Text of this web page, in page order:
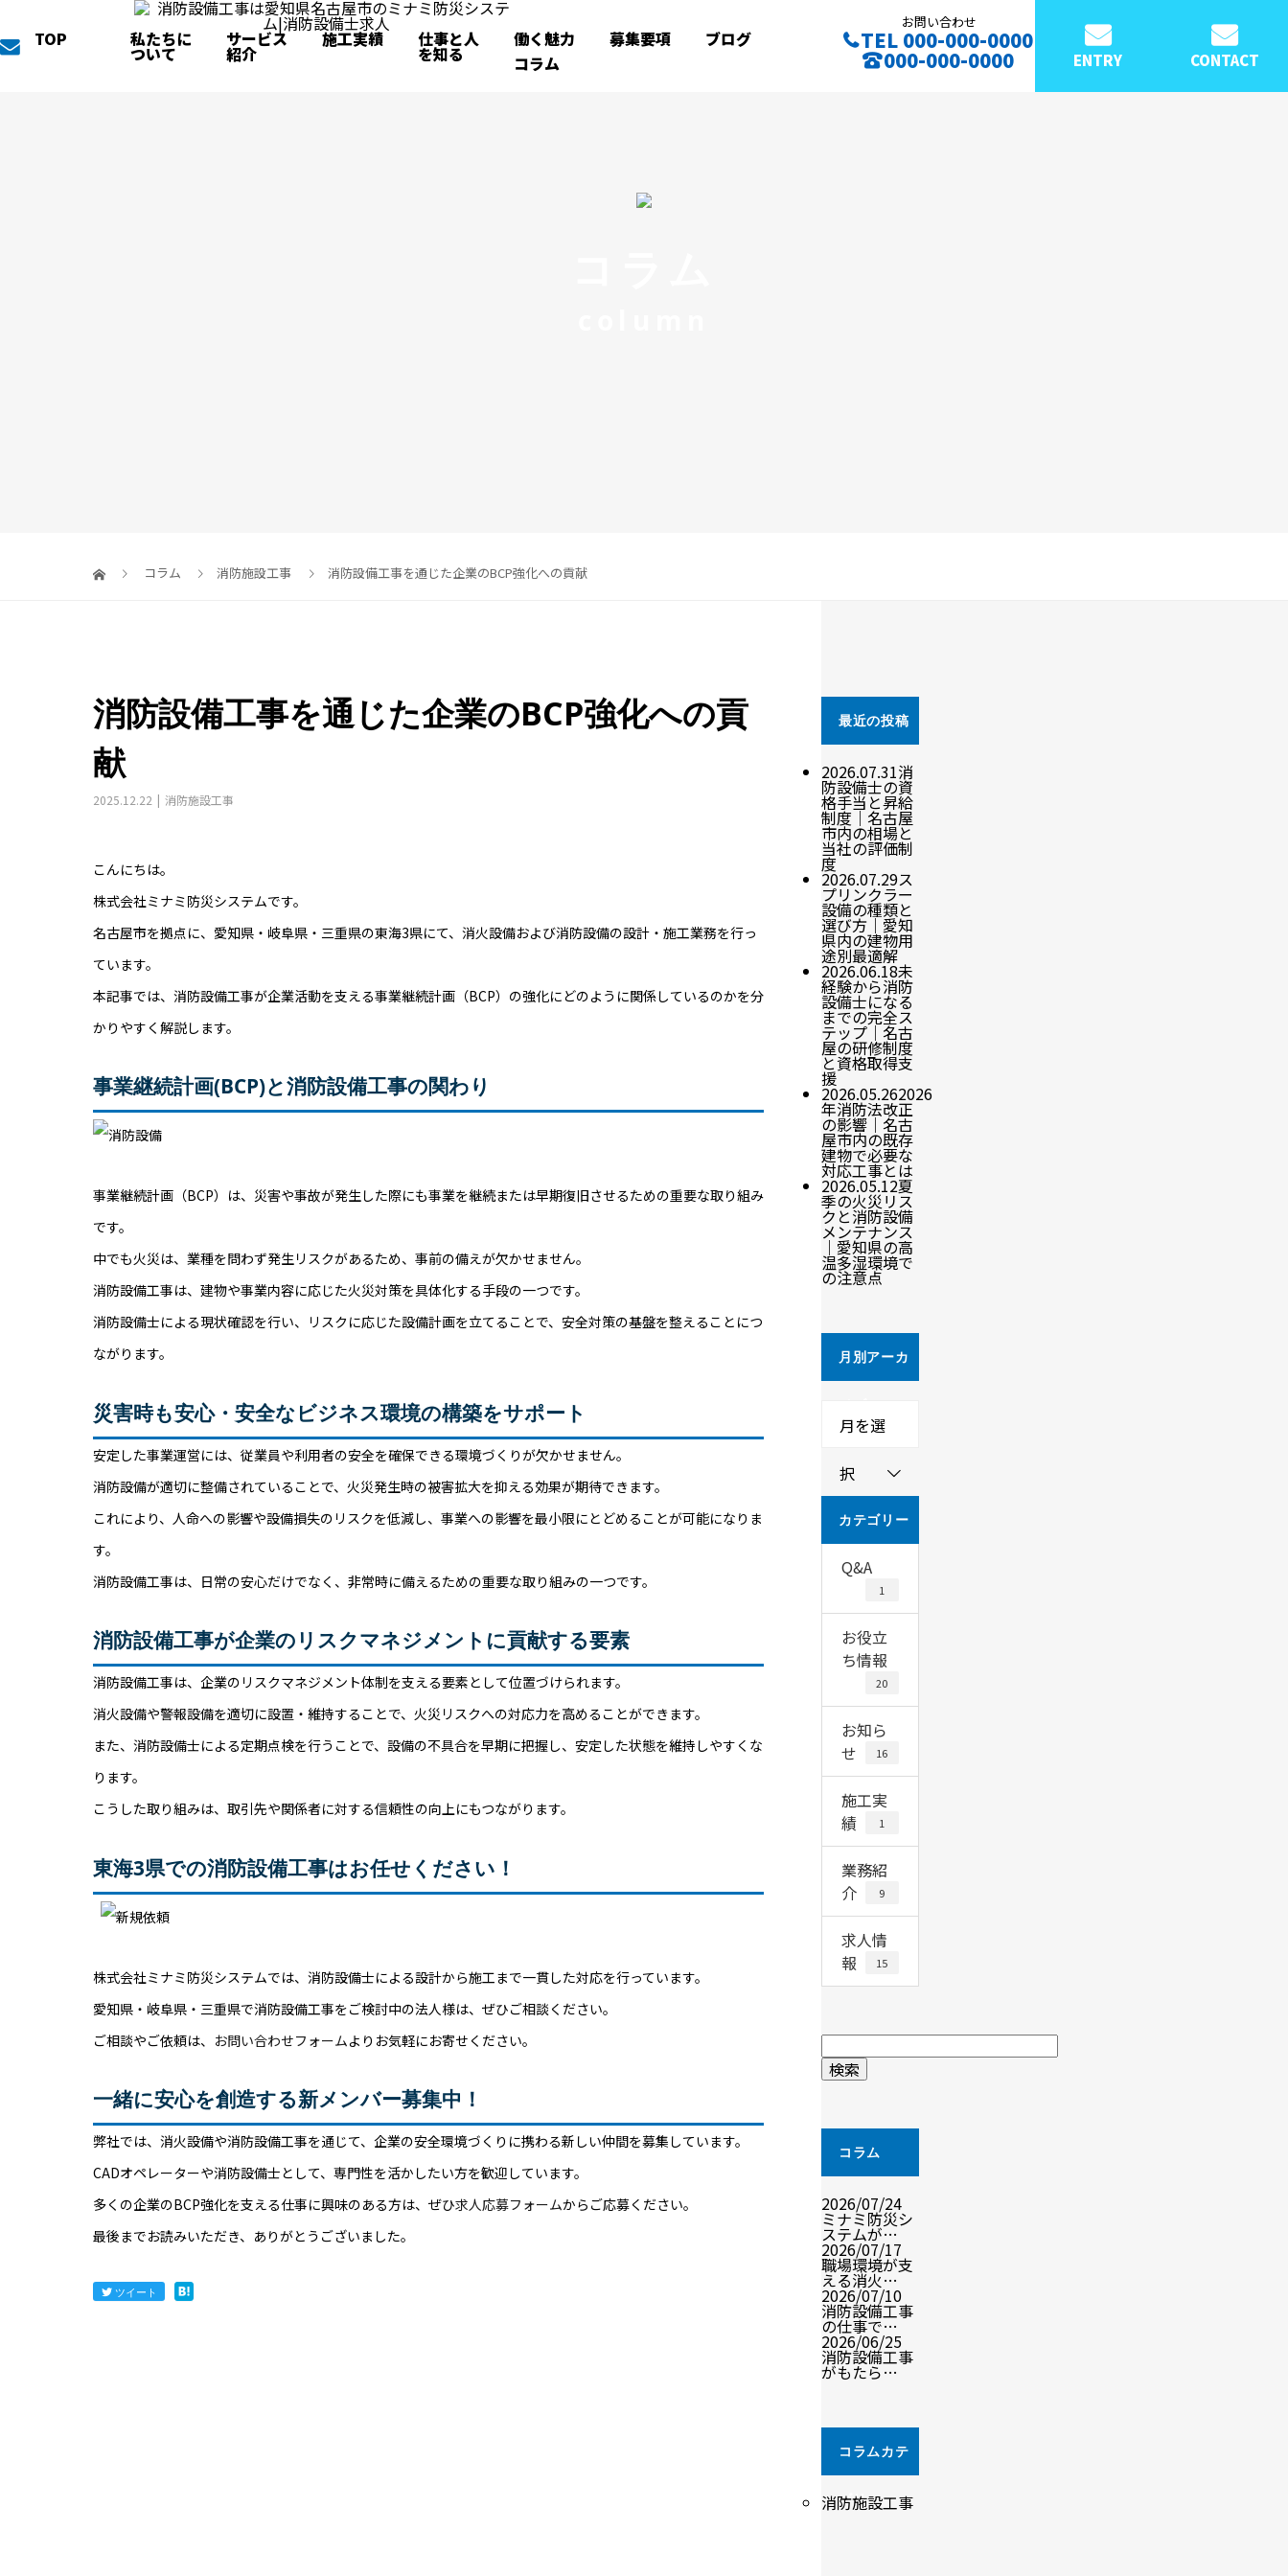
TOP 私たちに
ついて
サービス
紹介
施工実績 仕事と人
を知る
働く魅力 募集要項
ブログ
コラム
お問い合わせ
TEL 000-000-0000
000-000-0000 ENTRY CONTACT
コラム 消防施設工事 消防設備工事を通じた企業のBCP強化への貢献
消防設備工事を通じた企業のBCP強化への貢
献
2025.12.22 消防施設工事
こんにちは。
株式会社ミナミ防災システムです。
名古屋市を拠点に、愛知県・岐阜県・三重県の東海3県にて、消火設備および消防設備の設計・施工業務を行っ
ています。
本記事では、消防設備工事が企業活動を支える事業継続計画（BCP）の強化にどのように関係しているのかを分
かりやすく解説します。
事業継続計画(BCP)と消防設備工事の関わり
事業継続計画（BCP）は、災害や事故が発生した際にも事業を継続または早期復旧させるための重要な取り組み
です。
中でも火災は、業種を問わず発生リスクがあるため、事前の備えが欠かせません。
消防設備工事は、建物や事業内容に応じた火災対策を具体化する手段の一つです。
消防設備士による現状確認を行い、リスクに応じた設備計画を立てることで、安全対策の基盤を整えることにつ
ながります。
災害時も安心・安全なビジネス環境の構築をサポート
安定した事業運営には、従業員や利用者の安全を確保できる環境づくりが欠かせません。
消防設備が適切に整備されていることで、火災発生時の被害拡大を抑える効果が期待できます。
これにより、人命への影響や設備損失のリスクを低減し、事業への影響を最小限にとどめることが可能になりま
す。
消防設備工事は、日常の安心だけでなく、非常時に備えるための重要な取り組みの一つです。
消防設備工事が企業のリスクマネジメントに貢献する要素
消防設備工事は、企業のリスクマネジメント体制を支える要素として位置づけられます。
消火設備や警報設備を適切に設置・維持することで、火災リスクへの対応力を高めることができます。
また、消防設備士による定期点検を行うことで、設備の不具合を早期に把握し、安定した状態を維持しやすくな
ります。
こうした取り組みは、取引先や関係者に対する信頼性の向上にもつながります。
東海3県での消防設備工事はお任せください！
株式会社ミナミ防災システムでは、消防設備士による設計から施工まで一貫した対応を行っています。
愛知県・岐阜県・三重県で消防設備工事をご検討中の法人様は、ぜひご相談ください。
ご相談やご依頼は、 お問い合わせフォームよりお気軽にお寄せください。
一緒に安心を創造する新メンバー募集中！
弊社では、消火設備や消防設備工事を通じて、企業の安全環境づくりに携わる新しい仲間を募集しています。
CADオペレーターや消防設備士として、専門性を活かしたい方を歓迎しています。
多くの企業のBCP強化を支える仕事に興味のある方は、ぜひ求人応募フォームからご応募ください。
最後までお読みいただき、ありがとうございました。
ツイート
最近の投稿
2026.07.31消
防設備士の資
格手当と昇給
制度｜名古屋
市内の相場と
当社の評価制
度
2026.07.29ス
プリンクラー
設備の種類と
選び方｜愛知
県内の建物用
途別最適解
2026.06.18未
経験から消防
設備士になる
までの完全ス
テップ｜名古
屋の研修制度
と資格取得支
援
2026.05.262026
年消防法改正
の影響｜名古
屋市内の既存
建物で必要な
対応工事とは
2026.05.12夏
季の火災リス
クと消防設備
メンテナンス
｜愛知県の高
温多湿環境で
の注意点
月別アーカ
月を選
択
カテゴリー
Q&A
1
お役立
ち情報
20
お知ら
せ
16
施工実
績
1
業務紹
介
9
求人情
報
15
コラム
2026/07/24
ミナミ防災シ
ステムが…
2026/07/17
職場環境が支
える消火…
2026/07/10
消防設備工事
の仕事で…
2026/06/25
消防設備工事
がもたら…
コラムカテ
ゴリ
消防施設工事